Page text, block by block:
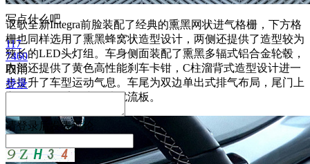
讴歌全新Integra前脸装配了经典的熏黑网状进气格栅，下方格
栅也同样选用了熏黑蜂窝状造型设计，两侧还提供了造型较为
狭长的LED头灯组。车身侧面装配了熏黑多辐式铝合金轮毂，
内部还提供了黄色高性能刹车卡钳，C柱溜背式造型设计进一
步提升了车型运动气息。车尾为双边单出式排气布局，尾门上
方还提供了熏黑小尺寸扰流板。
写点什么吧
117
7460
取消
登录
请登录后发表评论